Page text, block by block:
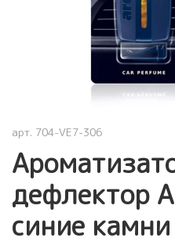
арт. 704-VE7-306
дефлектор
синие камни